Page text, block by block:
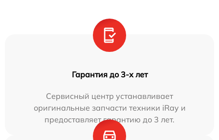
Гарантия до 3-х лет
Сервисный центр устанавливает
оригинальные запчасти техники iRay и
предоставляет гарантию до 3 лет.